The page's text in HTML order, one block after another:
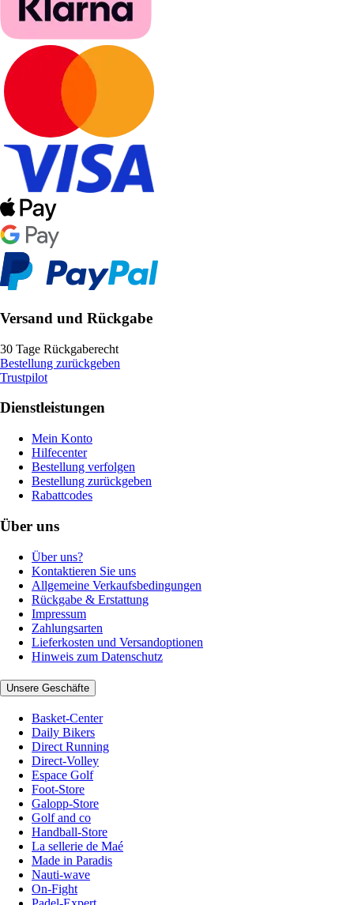
Versand und Rückgabe
30 Tage Rückgaberecht
Bestellung zurückgeben
Trustpilot
Dienstleistungen
Mein Konto
Hilfecenter
Bestellung verfolgen
Bestellung zurückgeben
Rabattcodes
Über uns
Über uns?
Kontaktieren Sie uns
Allgemeine Verkaufsbedingungen
Rückgabe & Erstattung
Impressum
Zahlungsarten
Lieferkosten und Versandoptionen
Hinweis zum Datenschutz
Unsere Geschäfte
Basket-Center
Daily Bikers
Direct Running
Direct-Volley
Espace Golf
Foot-Store
Galopp-Store
Golf and co
Handball-Store
La sellerie de Maé
Made in Paradis
Nauti-wave
On-Fight